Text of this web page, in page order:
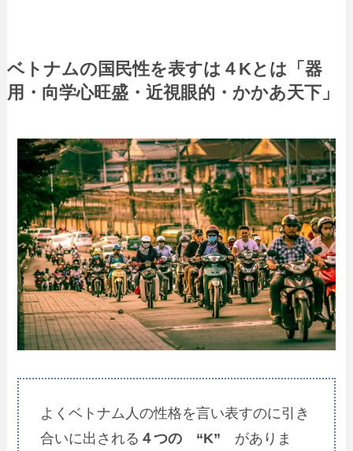
ベトナムの国民性を表すは４ K とは「器
用・向学心旺盛・近視眼的・かかあ天下」
よくベトナム人の性格を言い表すのに引き
合いに出される ４つの “K” がありま